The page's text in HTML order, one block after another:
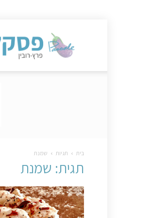
הקולינרי
פסקל
בית תגיות שמנת
תגית: שמנת